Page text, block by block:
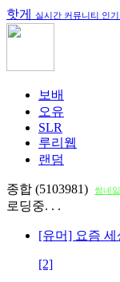
핫게 실시간 커뮤니티 인기
보배
오유
SLR
루리웹
랜덤
종합 (5103981) 썸네
로딩중. . .
[유머] 요즘
[2]